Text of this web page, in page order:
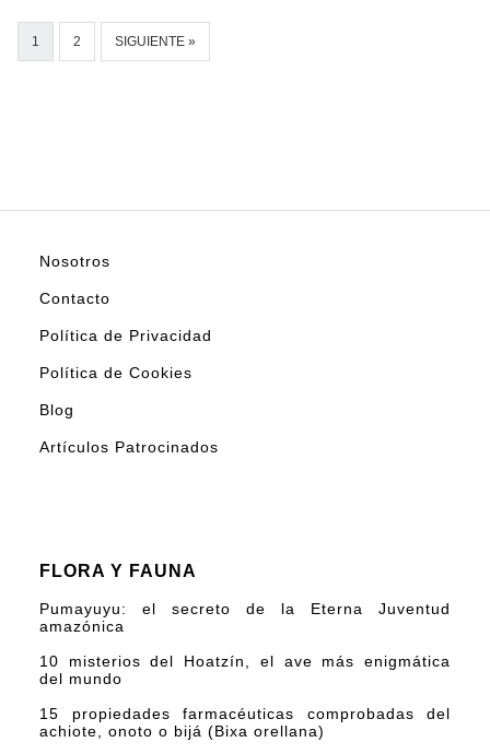
1 2 SIGUIENTE »
Nosotros
Contacto
Política de Privacidad
Política de Cookies
Blog
Artículos Patrocinados
FLORA Y FAUNA
Pumayuyu: el secreto de la Eterna Juventud
amazónica
10 misterios del Hoatzín, el ave más enigmática
del mundo
15 propiedades farmacéuticas comprobadas del
achiote, onoto o bijá (Bixa orellana)